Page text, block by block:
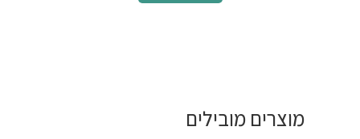
מוצרים מובילים